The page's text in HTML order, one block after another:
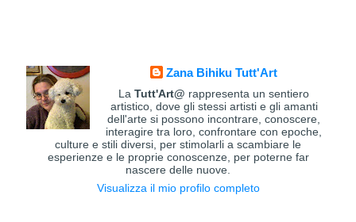
Zana Bihiku Tutt'Art
LaTutt'Art@ rappresenta un sentiero
artistico, dove gli stessi artisti e gli amanti
dell'arte si possono incontrare, conoscere,
interagire tra loro, confrontare con epoche,
culture e stili diversi, per stimolarli a scambiare le
esperienze e le proprie conoscenze, per poterne far
nascere delle nuove.
Visualizza il mio profilo completo